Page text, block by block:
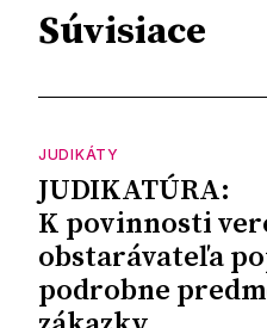
Súvisiace
JUDIKÁTY
JUDIKATÚRA:
K povinnosti
obstarávateľa
podrobne